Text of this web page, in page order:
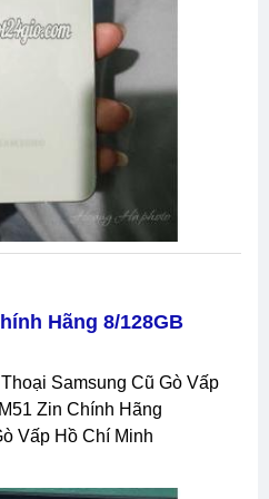
Hãng 8/128GB
Zin Chính Hãng
Vấp Hồ Chí Minh